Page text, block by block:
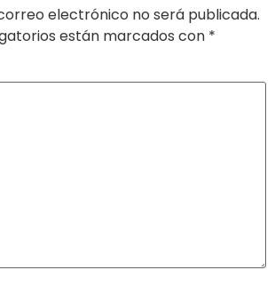
electrónico no será publicada.
están marcados con *